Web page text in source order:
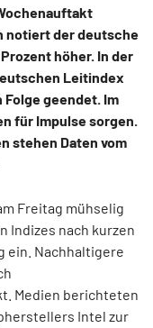
notiert der deutsche
höher. In der
Leitindex
geendet. Im
für Impulse sorgen.
stehen Daten vom
Freitag mühselig
Indizes nach kurzen
ein. Nachhaltigere
Medien berichteten
Intel zur